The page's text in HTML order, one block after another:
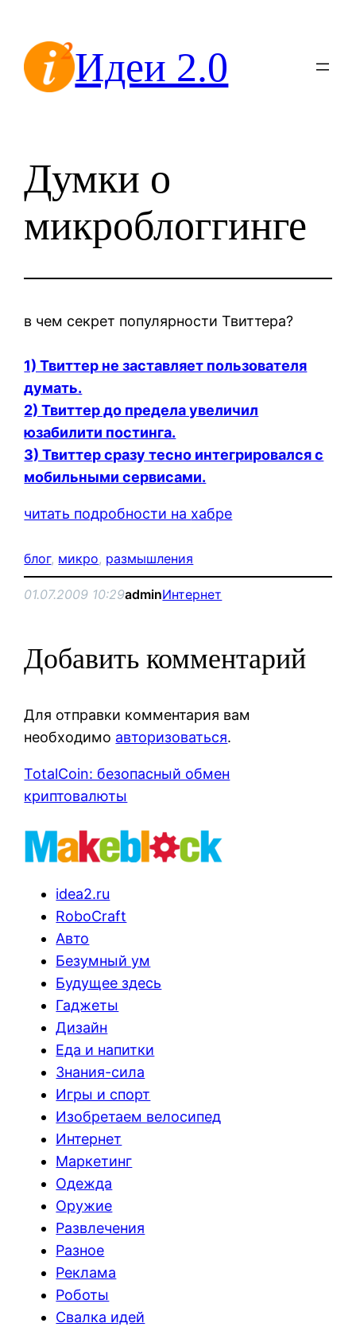
содержимомуИдеи 2.0
Думки о
микроблоггинге
в чем секрет популярности Твиттера?
1) Твиттер не заставляет пользователя
думать.
2) Твиттер до предела увеличил
юзабилити постинга.
3) Твиттер сразу тесно интегрировался с
мобильными сервисами.
читать подробности на хабре
блог, микро, размышления
01.07.2009 10:29adminИнтернет
Добавить комментарий
Для отправки комментария вам
необходимо авторизоваться.
TotalCoin: безопасный обмен
криптовалюты
idea2.ru
RoboCraft
Авто
Безумный ум
Будущее здесь
Гаджеты
Дизайн
Еда и напитки
Знания-сила
Игры и спорт
Изобретаем велосипед
Интернет
Маркетинг
Одежда
Оружие
Развлечения
Разное
Реклама
Роботы
Свалка идей